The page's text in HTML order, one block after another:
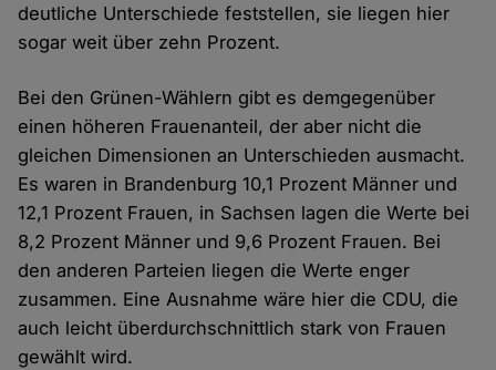
deutliche Unterschiede feststellen, sie liegen hier
sogar weit über zehn Prozent.
Bei den Grünen-Wählern gibt es demgegenüber
einen höheren Frauenanteil, der aber nicht die
gleichen Dimensionen an Unterschieden ausmacht.
Es waren in Brandenburg 10,1 Prozent Männer und
12,1 Prozent Frauen, in Sachsen lagen die Werte bei
8,2 Prozent Männer und 9,6 Prozent Frauen. Bei
den anderen Parteien liegen die Werte enger
zusammen. Eine Ausnahme wäre hier die CDU, die
auch leicht überdurchschnittlich stark von Frauen
gewählt wird.